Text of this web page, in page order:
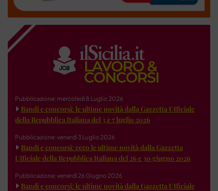
Pubblicazione: mercoledì 8 Luglio 2026
Bandi e concorsi: le ultime novità dalla Gazzetta Ufficiale
della Repubblica Italiana del 3 e 7 luglio 2026
Pubblicazione: venerdì 3 Luglio 2026
Bandi e concorsi: ecco le ultime novità dalla Gazzetta
Ufficiale della Repubblica Italiana del 26 e 30 giugno 2026
Pubblicazione: venerdì 26 Giugno 2026
Bandi e concorsi: le ultime novità dalla Gazzetta Ufficiale